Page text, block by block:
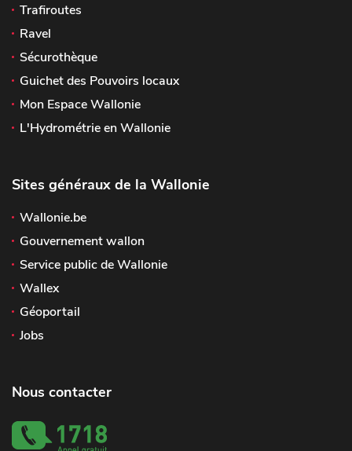
Trafiroutes
Ravel
Sécurothèque
Guichet des Pouvoirs locaux
Mon Espace Wallonie
L'Hydrométrie en Wallonie
Sites généraux de la Wallonie
Wallonie.be
Gouvernement wallon
Service public de Wallonie
Wallex
Géoportail
Jobs
Nous contacter